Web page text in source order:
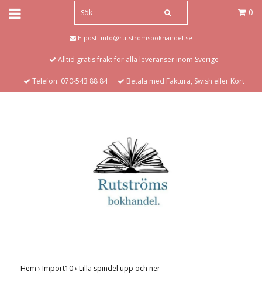
0
E-post: info@rutstromsbokhandel.se
Alltid gratis frakt för alla leveranser inom Sverige
Telefon: 070-543 88 84 Betala med Faktura, Swish eller Kort
Hem › Import10› Lilla spindel upp och ner